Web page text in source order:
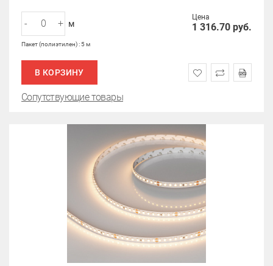
Цена
1 316.70 руб.
- + м
Пакет (полиэтилен) : 5 м
В КОРЗИНУ
Сопутствующие товары